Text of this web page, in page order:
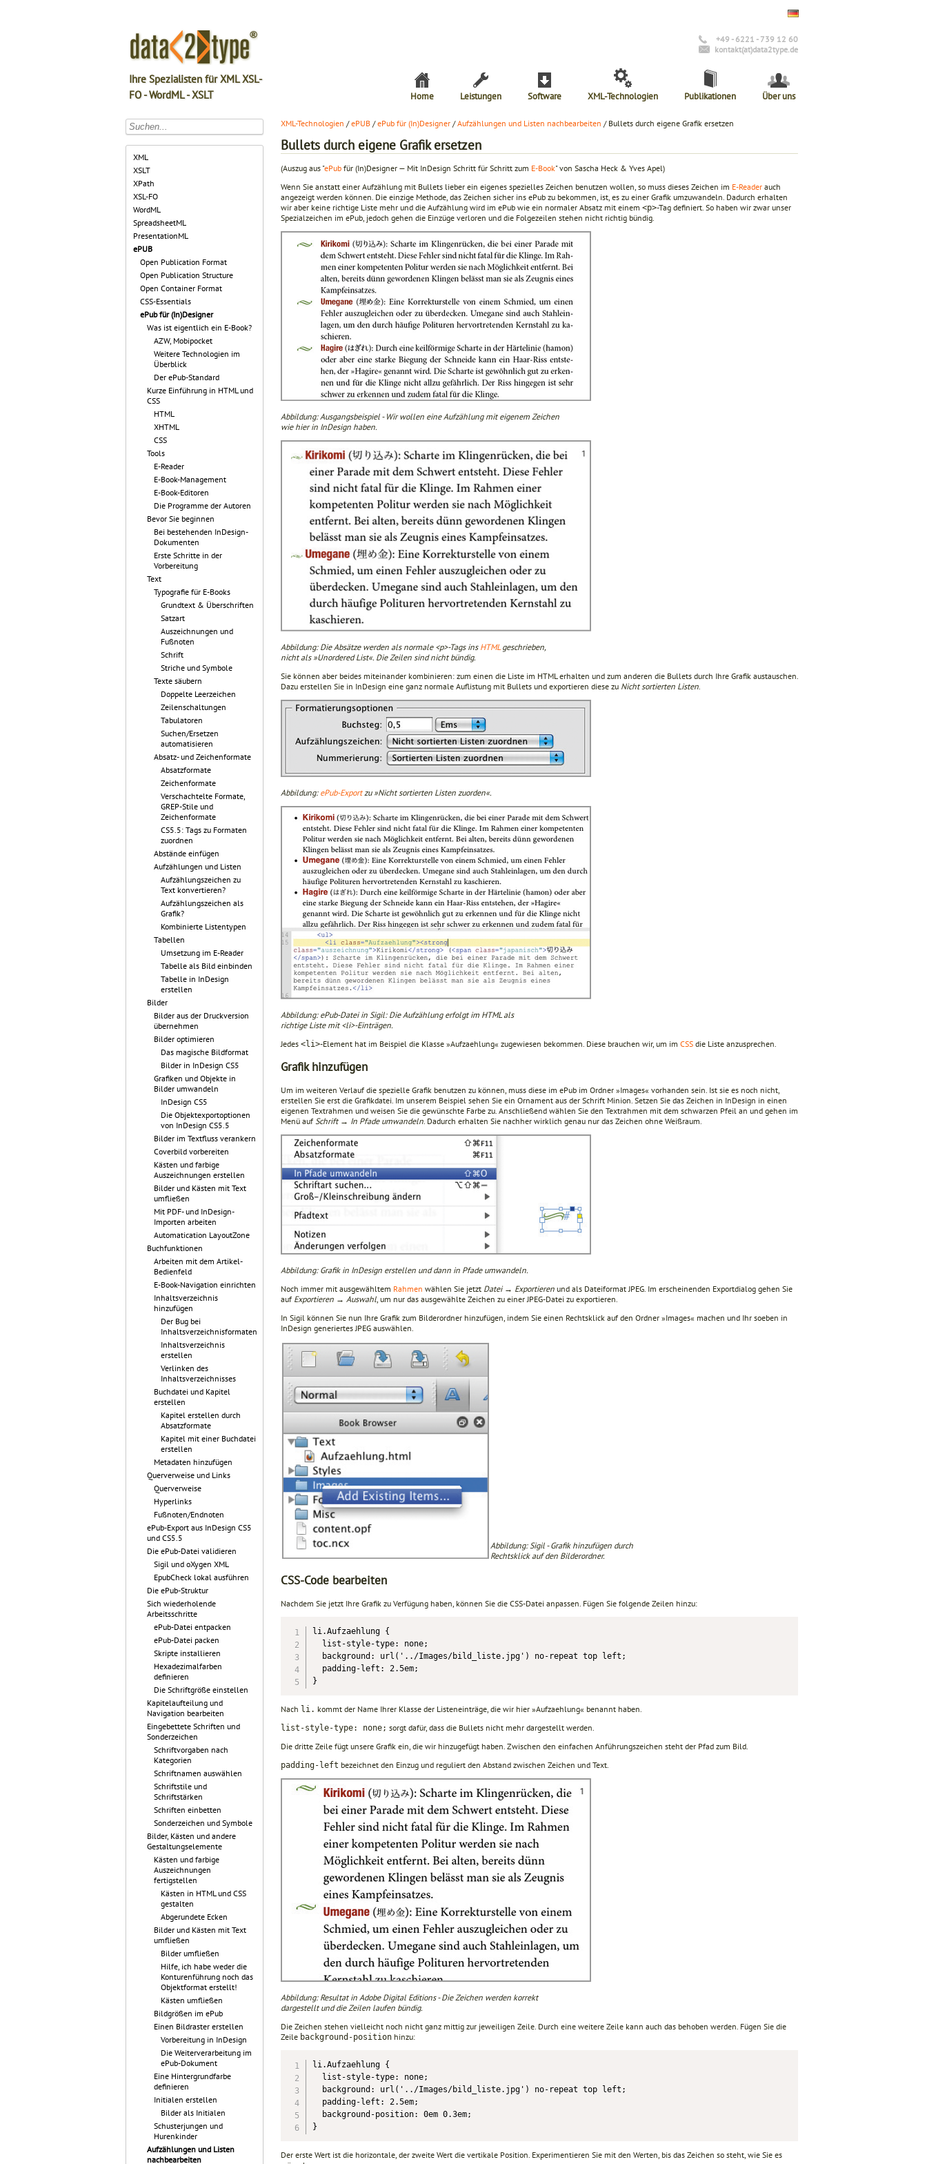
Ihre Spezialisten für XML XSL-
FO - WordML - XSLT
+49 - 6221 - 739 12 60
kontakt(at)data2type.de
Home Leistungen Software XML-Technologien Publikationen Über uns
XML
XSLT
XPath
XSL-FO
WordML
SpreadsheetML
PresentationML
ePUB
Open Publication Format
Open Publication Structure
Open Container Format
CSS-Essentials
ePub für (In)Designer
Was ist eigentlich ein E-Book?
AZW, Mobipocket
Weitere Technologien im
Überblick
Der ePub-Standard
Kurze Einführung in HTML und
CSS
HTML
XHTML
CSS
Tools
E-Reader
E-Book-Management
E-Book-Editoren
Die Programme der Autoren
Bevor Sie beginnen
Bei bestehenden InDesign-
Dokumenten
Erste Schritte in der
Vorbereitung
Text
Typografie für E-Books
Grundtext & Überschriften
Satzart
Auszeichnungen und
Fußnoten
Schrift
Striche und Symbole
Texte säubern
Doppelte Leerzeichen
Zeilenschaltungen
Tabulatoren
Suchen/Ersetzen
automatisieren
Absatz- und Zeichenformate
Absatzformate
Zeichenformate
Verschachtelte Formate,
GREP-Stile und
Zeichenformate
CS5.5: Tags zu Formaten
zuordnen
Abstände einfügen
Aufzählungen und Listen
Aufzählungszeichen zu
Text konvertieren?
Aufzählungszeichen als
Grafik?
Kombinierte Listentypen
Tabellen
Umsetzung im E-Reader
Tabelle als Bild einbinden
Tabelle in InDesign
erstellen
Bilder
Bilder aus der Druckversion
übernehmen
Bilder optimieren
Das magische Bildformat
Bilder in InDesign CS5
Grafiken und Objekte in
Bilder umwandeln
InDesign CS5
Die Objektexportoptionen
von InDesign CS5.5
Bilder im Textfluss verankern
Coverbild vorbereiten
Kästen und farbige
Auszeichnungen erstellen
Bilder und Kästen mit Text
umfließen
Mit PDF- und InDesign-
Importen arbeiten
Automatication LayoutZone
Buchfunktionen
Arbeiten mit dem Artikel-
Bedienfeld
E-Book-Navigation einrichten
Inhaltsverzeichnis
hinzufügen
Der Bug bei
Inhaltsverzeichnisformaten
Inhaltsverzeichnis
erstellen
Verlinken des
Inhaltsverzeichnisses
Buchdatei und Kapitel
erstellen
Kapitel erstellen durch
Absatzformate
Kapitel mit einer Buchdatei
erstellen
Metadaten hinzufügen
Querverweise und Links
Querverweise
Hyperlinks
Fußnoten/Endnoten
ePub-Export aus InDesign CS5
und CS5.5
Die ePub-Datei validieren
Sigil und oXygen XML
EpubCheck lokal ausführen
Die ePub-Struktur
Sich wiederholende
Arbeitsschritte
ePub-Datei entpacken
ePub-Datei packen
Skripte installieren
Hexadezimalfarben
definieren
Die Schriftgröße einstellen
Kapitelaufteilung und
Navigation bearbeiten
Eingebettete Schriften und
Sonderzeichen
Schriftvorgaben nach
Kategorien
Schriftnamen auswählen
Schriftstile und
Schriftstärken
Schriften einbetten
Sonderzeichen und Symbole
Bilder, Kästen und andere
Gestaltungselemente
Kästen und farbige
Auszeichnungen
fertigstellen
Kästen in HTML und CSS
gestalten
Abgerundete Ecken
Bilder und Kästen mit Text
umfließen
Bilder umfließen
Hilfe, ich habe weder die
Konturenführung noch das
Objektformat erstellt!
Kästen umfließen
Bildgrößen im ePub
Einen Bildraster erstellen
Vorbereitung in InDesign
Die Weiterverarbeitung im
ePub-Dokument
Eine Hintergrundfarbe
definieren
Initialen erstellen
Bilder als Initialen
Schusterjungen und
Hurenkinder
Aufzählungen und Listen
nachbearbeiten
XML-Technologien /ePUB /ePub für (In)Designer /Aufzählungen und Listen nachbearbeiten / Bullets durch eigene Grafik ersetzen
Bullets durch eigene Grafik ersetzen
(Auszug aus "ePub für (In)Designer — Mit InDesign Schritt für Schritt zum E-Book" von Sascha Heck & Yves Apel)
Wenn Sie anstatt einer Aufzählung mit Bullets lieber ein eigenes spezielles Zeichen benutzen wollen, so muss dieses Zeichen im E-Reader auch
angezeigt werden können. Die einzige Methode, das Zeichen sicher ins ePub zu bekommen, ist, es zu einer Grafik umzuwandeln. Dadurch erhalten
wir aber keine richtige Liste mehr und die Aufzählung wird im ePub wie ein normaler Absatz mit einem <p>-Tag definiert. So haben wir zwar unser
Spezialzeichen im ePub, jedoch gehen die Einzüge verloren und die Folgezeilen stehen nicht richtig bündig.
Abbildung: Ausgangsbeispiel - Wir wollen eine Aufzählung mit eigenem Zeichen
wie hier in InDesign haben.
Abbildung: Die Absätze werden als normale <p>-Tags ins HTML geschrieben,
nicht als »Unordered List«. Die Zeilen sind nicht bündig.
Sie können aber beides miteinander kombinieren: zum einen die Liste im HTML erhalten und zum anderen die Bullets durch Ihre Grafik austauschen.
Dazu erstellen Sie in InDesign eine ganz normale Auflistung mit Bullets und exportieren diese zu Nicht sortierten Listen
Abbildung: ePub-Exportzu »Nicht sortierten Listen zuorden«.
Abbildung: ePub-Datei in Sigil: Die Aufzählung erfolgt im HTML als
richtige Liste mit <li>-Einträgen.
Jedes <li>-Element hat im Beispiel die Klasse »Aufzaehlung« zugewiesen bekommen. Diese brauchen wir, um im CSS die Liste anzusprechen.
Grafik hinzufügen
Um im weiteren Verlauf die spezielle Grafik benutzen zu können, muss diese im ePub im Ordner »Images« vorhanden sein. Ist sie es noch nicht,
erstellen Sie erst die Grafikdatei. Im unserem Beispiel sehen Sie ein Ornament aus der Schrift Minion. Setzen Sie das Zeichen in InDesign in einen
eigenen Textrahmen und weisen Sie die gewünschte Farbe zu. Anschließend wählen Sie den Textrahmen mit dem schwarzen Pfeil an und gehen im
Menü auf Schrift → In Pfade umwandeln . Dadurch erhalten Sie nachher wirklich genau nur das Zeichen ohne Weißraum.
Abbildung: Grafik in InDesign erstellen und dann in Pfade umwandeln.
Noch immer mit ausgewähltem Rahmen wählen Sie jetzt Datei → Exportieren und als Dateiformat JPEG. Im erscheinenden Exportdialog gehen Sie
auf Exportieren → Auswahl , um nur das ausgewählte Zeichen zu einer JPEG-Datei zu exportieren.
In Sigil können Sie nun Ihre Grafik zum Bilderordner hinzufügen, indem Sie einen Rechtsklick auf den Ordner »Images« machen und Ihr soeben in
InDesign generiertes JPEG auswählen.
Abbildung: Sigil - Grafik hinzufügen durch
Rechtsklick auf den Bilderordner.
CSS-Code bearbeiten
Nachdem Sie jetzt Ihre Grafik zu Verfügung haben, können Sie die CSS-Datei anpassen. Fügen Sie folgende Zeilen hinzu:
li.Aufzaehlung {
  list-style-type: none;
  background: url('../Images/bild_liste.jpg') no-repeat top left;
  padding-left: 2.5em;
}
Nach li. kommt der Name Ihrer Klasse der Listeneinträge, die wir hier »Aufzaehlung« benannt haben.
list-style-type: none; sorgt dafür, dass die Bullets nicht mehr dargestellt werden.
Die dritte Zeile fügt unsere Grafik ein, die wir hinzugefügt haben. Zwischen den einfachen Anführungszeichen steht der Pfad zum Bild.
padding-left bezeichnet den Einzug und reguliert den Abstand zwischen Zeichen und Text.
Abbildung: Resultat in Adobe Digital Editions - Die Zeichen werden korrekt
dargestellt und die Zeilen laufen bündig.
Die Zeichen stehen vielleicht noch nicht ganz mittig zur jeweiligen Zeile. Durch eine weitere Zeile kann auch das behoben werden. Fügen Sie die
Zeile background-position hinzu:
li.Aufzaehlung {
  list-style-type: none;
  background: url('../Images/bild_liste.jpg') no-repeat top left;
  padding-left: 2.5em;
  background-position: 0em 0.3em;
}
Der erste Wert ist die horizontale, der zweite Wert die vertikale Position. Experimentieren Sie mit den Werten, bis das Zeichen so steht, wie Sie es